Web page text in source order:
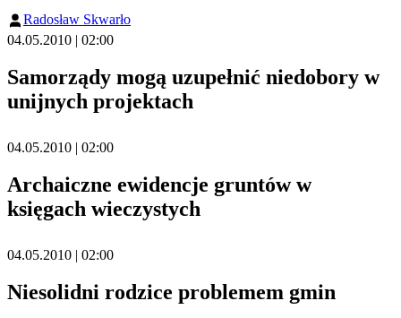
Radosław Skwarło
04.05.2010 | 02:00
Samorządy mogą uzupełnić niedobory w
unijnych projektach
04.05.2010 | 02:00
Archaiczne ewidencje gruntów w
księgach wieczystych
04.05.2010 | 02:00
Niesolidni rodzice problemem gmin